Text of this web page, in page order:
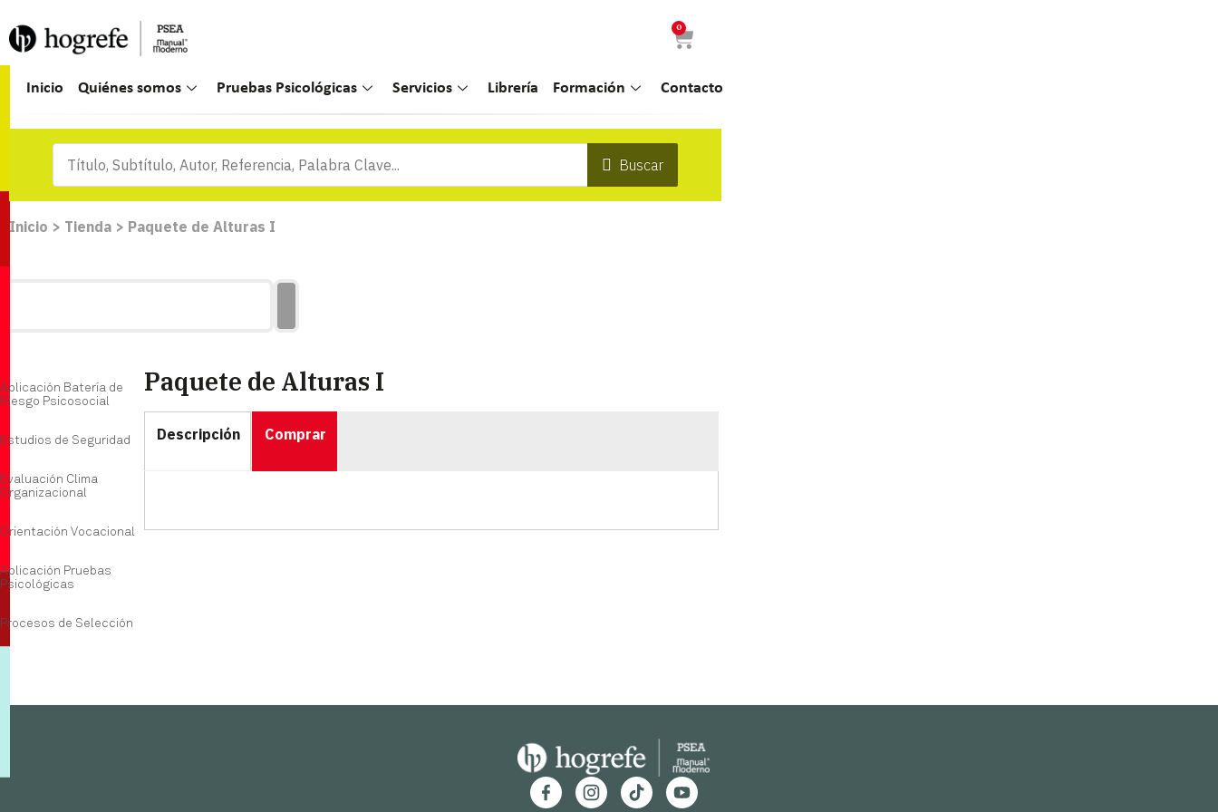
0
Inicio Quiénes somos Pruebas Psicológicas Servicios Librería Formación Contacto
Buscar
Inicio > Tienda > Paquete de Alturas I
Aplicación Batería de
Riesgo Psicosocial
Estudios de Seguridad
Evaluación Clima
Organizacional
Orientación Vocacional
Aplicación Pruebas
Psicológicas
Procesos de Selección
Paquete de Alturas I
Descripción Comprar